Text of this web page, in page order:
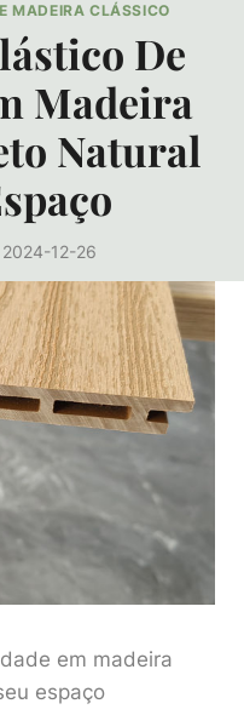
MADEIRA CLÁSSICO
De
Madeira
Natural
2024-12-26
em madeira
espaço